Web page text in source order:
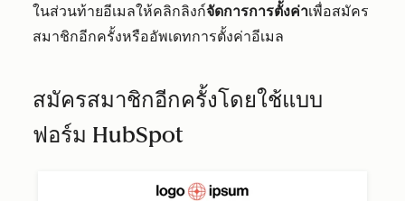
ในส่วนท้ายอีเมลให้คลิกลิงก์จัดการการตั้งค่าเพื่อสมัคร
สมาชิกอีกครั้งหรืออัพเดทการตั้งค่าอีเมล
สมัครสมาชิกอีกครั้งโดยใช้แบบ
ฟอร์ม HubSpot